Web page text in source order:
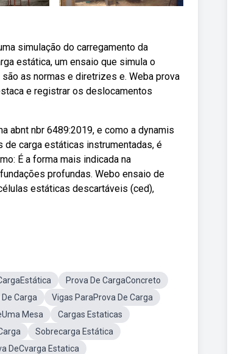
simulação do carregamento da
estática, um ensaio que simula o
as normas e diretrizes e. Weba prova
e registrar os deslocamentos
abnt nbr 6489:2019, e como a dynamis
carga estáticas instrumentadas, é
É a forma mais indicada na
profundas. Webo ensaio de
estáticas descartáveis (ced),
Prova De CargaConcreto
Carga
Vigas ParaProva De Carga
Mesa
Cargas Estaticas
Sobrecarga Estática
DeCvarga Estatica